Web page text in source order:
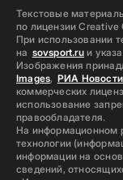
Текстовые
по лицензии
При использовании
на sovsport.ruи
Изображения
Images, РИА Новости
коммерческих
использование
правообладателя.
На информационном
технологии
информации на
сведений,